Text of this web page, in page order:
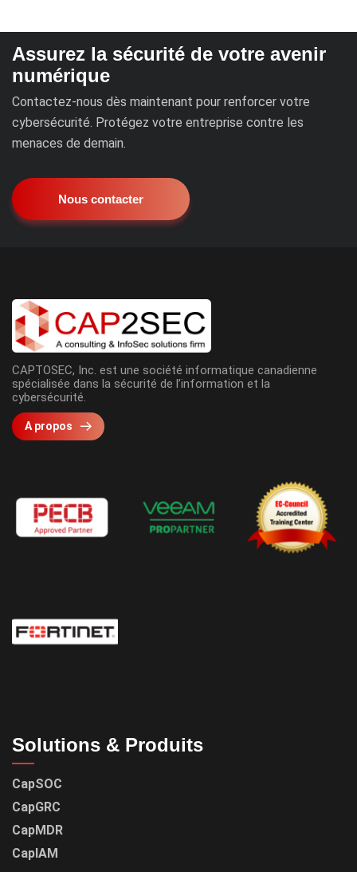
Assurez la sécurité de votre avenir
numérique
Contactez-nous dès maintenant pour renforcer votre
cybersécurité. Protégez votre entreprise contre les
menaces de demain.
Nous contacter
CAPTOSEC, Inc. est une société informatique canadienne
spécialisée dans la sécurité de l’information et la
cybersécurité.
A propos
Solutions & Produits
CapSOC
CapGRC
CapMDR
CapIAM